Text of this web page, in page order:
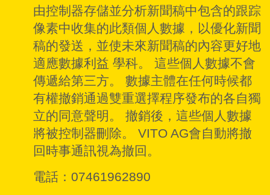
由控制器存儲並分析新聞稿中包含的跟踪
像素中收集的此類個人數據，以優化新聞
稿的發送，並使未來新聞稿的內容更好地
適應數據利益 學科。 這些個人數據不會
傳遞給第三方。 數據主體在任何時候都
有權撤銷通過雙重選擇程序發布的各自獨
立的同意聲明。 撤銷後，這些個人數據
將被控制器刪除。 VITO AG會自動將撤
回時事通訊視為撤回。
電話：07461962890